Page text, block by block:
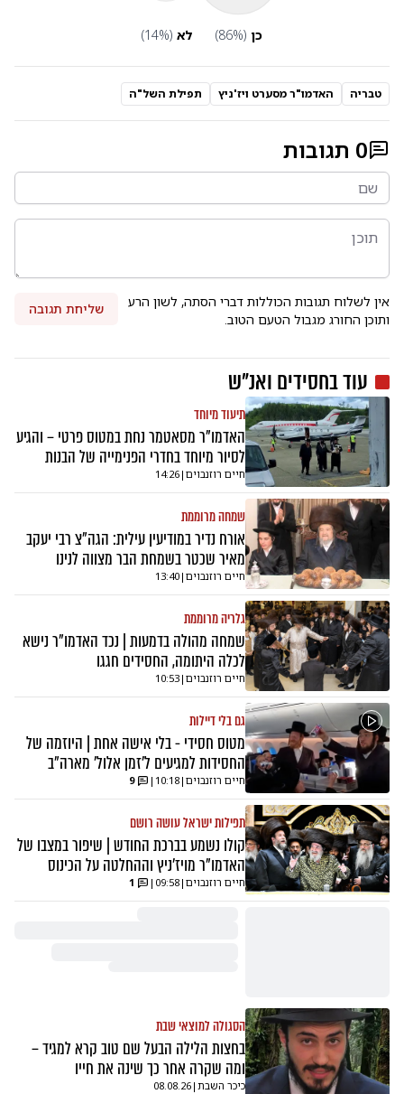
כן (
86%) לא (
14%)
טבריה האדמו"ר מסערט ויז'ניץ תפילת השל"ה
0 תגובות
אין לשלוח תגובות הכוללות דברי הסתה, לשון הרע
ותוכן החורג מגבול הטעם הטוב.
שליחת תגובה
עוד בחסידים ואנ"ש
תיעוד מיוחד
האדמו"ר מסאטמר נחת במטוס פרטי – והגיע
לסיור מיוחד בחדרי הפנימייה של הבנות
חיים רוזנבוים |
14:26
שמחה מרוממת
אורח נדיר במודיעין עילית: הגה"צ רבי יעקב
מאיר שכטר בשמחת הבר מצווה לנינו
חיים רוזנבוים |
13:40
גלריה מרוממת
שמחה מהולה בדמעות | נכד האדמו"ר נישא
לכלה היתומה, החסידים חגגו
חיים רוזנבוים |
10:53
גם בלי דיילות
מטוס חסידי - בלי אישה אחת | היוזמה של
החסידות למגיעים ל'זמן אלול' מארה"ב
חיים רוזנבוים |
10:18
|
9
תפילות ישראל עושה רושם
קולו נשמע בברכת החודש | שיפור במצבו של
האדמו"ר מויז'ניץ וההחלטה על הכינוס
חיים רוזנבוים |
09:58
|
1
הסגולה למוצאי שבת
בחצות הלילה הבעל שם טוב קרא למגיד –
ומה שקרה אחר כך שינה את חייו
כיכר השבת |
08.08.26